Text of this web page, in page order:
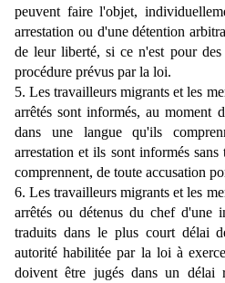
peuvent faire l'objet,
arrestation ou d'une détention
de leur liberté, si ce n'est pour
procédure prévus par la loi.
5. Les travailleurs migrants et les
arrêtés sont informés, au moment
dans une langue qu'ils
arrestation et ils sont informés
comprennent, de toute accusation
6. Les travailleurs migrants et les
arrêtés ou détenus du chef d'une
traduits dans le plus court délai
autorité habilitée par la loi à
doivent être jugés dans un délai